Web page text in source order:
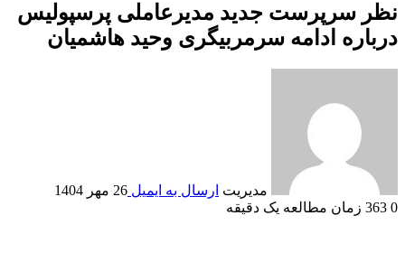
نظر سرپرست جدید مدیرعاملی پرسپولیس
درباره ادامه سرمربیگری وحید هاشمیان
مدیریت ارسال به ایمیل 26 مهر 1404
0
زمان مطالعه یک دقیقه